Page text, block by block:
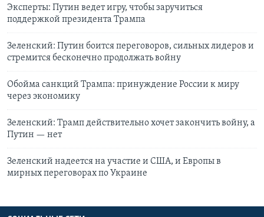
Эксперты: Путин ведет игру, чтобы заручиться
поддержкой президента Трампа
Зеленский: Путин боится переговоров, сильных лидеров и
стремится бесконечно продолжать войну
Обойма санкций Трампа: принуждение России к миру
через экономику
Зеленский: Трамп действительно хочет закончить войну, а
Путин — нет
Зеленский надеется на участие и США, и Европы в
мирных переговорах по Украине